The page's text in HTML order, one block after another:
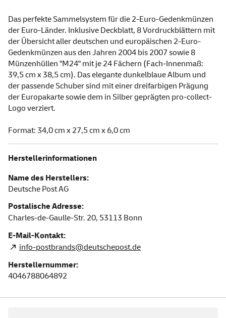
Das perfekte Sammelsystem für die 2-Euro-Gedenkmünzen
der Euro-Länder. Inklusive Deckblatt, 8 Vordruckblättern mit
der Übersicht aller deutschen und europäischen 2-Euro-
Gedenkmünzen aus den Jahren 2004 bis 2007 sowie 8
Münzenhüllen "M24" mit je 24 Fächern (Fach-Innenmaß:
39,5 cm x 38,5 cm). Das elegante dunkelblaue Album und
der passende Schuber sind mit einer dreifarbigen Prägung
der Europakarte sowie dem in Silber geprägten pro-collect-
Logo verziert.
Format: 34,0 cm x 27,5 cm x 6,0 cm
Herstellerinformationen
Name des Herstellers:
Deutsche Post AG
Postalische Adresse:
Charles-de-Gaulle-Str. 20, 53113 Bonn
E-Mail-Kontakt:
info-postbrands@deutschepost.de
Herstellernummer:
4046788064892